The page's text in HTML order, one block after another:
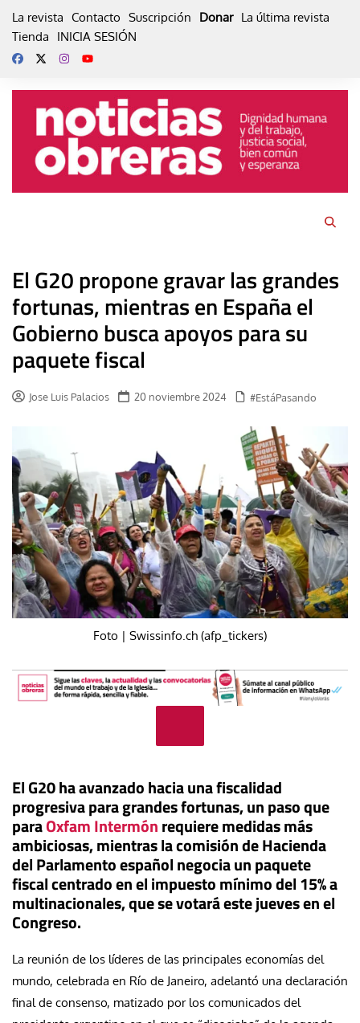
La revista Contacto Suscripción Donar La última revista
Tienda
INICIA SESIÓN
El G20 propone gravar las grandes
fortunas, mientras en España el
Gobierno busca apoyos para su
paquete fiscal
Jose Luis Palacios 20 noviembre 2024 #EstáPasando
Foto | Swissinfo.ch (afp_tickers)
El G20 ha avanzado hacia una fiscalidad
progresiva para grandes fortunas, un paso que
paraOxfam Intermónrequiere medidas más
ambiciosas, mientras la comisión de Hacienda
del Parlamento español negocia un paquete
fiscal centrado en el impuesto mínimo del 15% a
multinacionales, que se votará este jueves en el
Congreso.
La reunión de los líderes de las principales economías del
mundo, celebrada en Río de Janeiro, adelantó una declaración
final de consenso, matizado por los comunicados del